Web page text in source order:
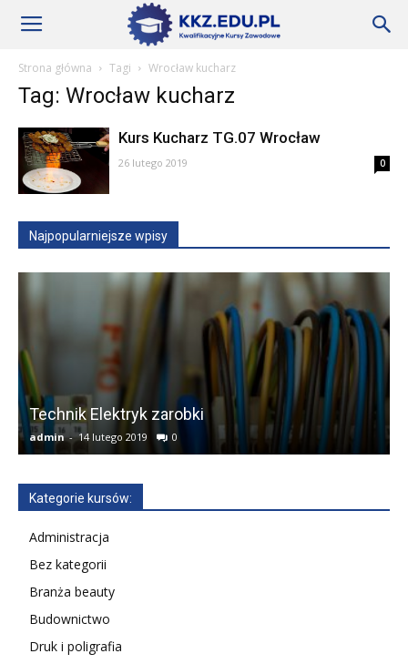
Szkoły
KKZ
Aktualności
Strona główna Tagi Wrocław kucharz
Tag: Wrocław kucharz
Kurs Kucharz TG.07 Wrocław
26 lutego 2019 0
Najpopularniejsze wpisy
Technik Elektryk zarobki
admin - 14 lutego 2019 0
Kategorie kursów:
Administracja
Bez kategorii
Branża beauty
Budownictwo
Druk i poligrafia